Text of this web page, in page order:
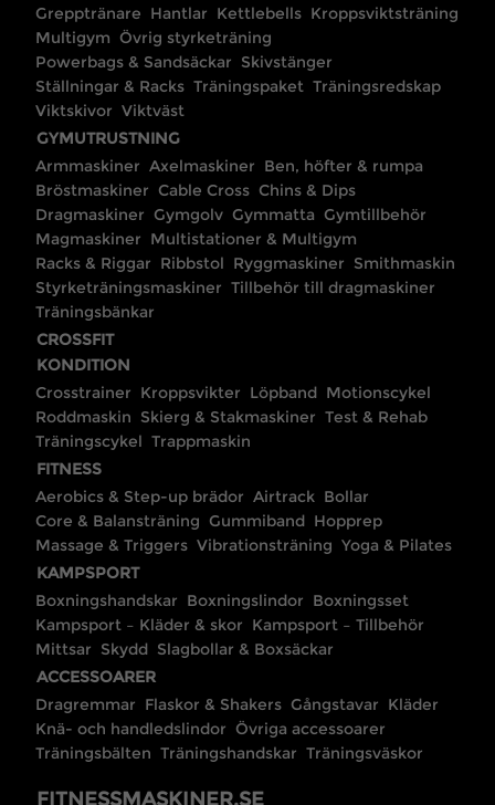
Grepptränare Hantlar Kettlebells Kroppsviktsträning
Multigym Övrig styrketräning
Powerbags & Sandsäckar Skivstänger
Ställningar & Racks Träningspaket Träningsredskap
Viktskivor Viktväst
GYMUTRUSTNING
Armmaskiner Axelmaskiner Ben, höfter & rumpa
Bröstmaskiner Cable Cross Chins & Dips
Dragmaskiner Gymgolv Gymmatta Gymtillbehör
Magmaskiner Multistationer & Multigym
Racks & Riggar Ribbstol Ryggmaskiner Smithmaskin
Styrketräningsmaskiner Tillbehör till dragmaskiner
Träningsbänkar
CROSSFIT
KONDITION
Crosstrainer Kroppsvikter Löpband Motionscykel
Roddmaskin Skierg & Stakmaskiner Test & Rehab
Träningscykel Trappmaskin
FITNESS
Aerobics & Step-up brädor Airtrack Bollar
Core & Balansträning Gummiband Hopprep
Massage & Triggers Vibrationsträning Yoga & Pilates
KAMPSPORT
Boxningshandskar Boxningslindor Boxningsset
Kampsport – Kläder & skor Kampsport – Tillbehör
Mittsar Skydd Slagbollar & Boxsäckar
ACCESSOARER
Dragremmar Flaskor & Shakers Gångstavar Kläder
Knä- och handledslindor Övriga accessoarer
Träningsbälten Träningshandskar Träningsväskor
FITNESSMASKINER.SE